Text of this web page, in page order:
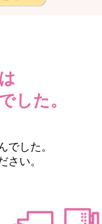
した。
でした。
さい。